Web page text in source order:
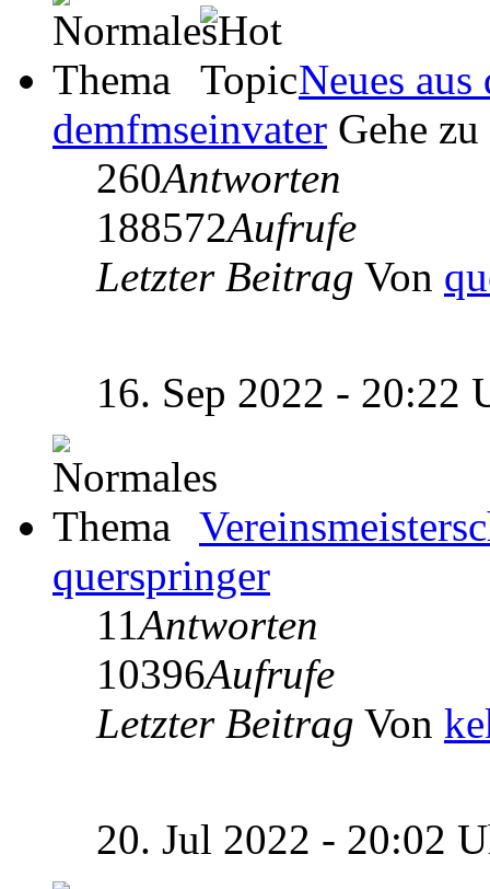
Neues
demfmseinvater Gehe
260Antworten
188572Aufrufe
Letzter Beitrag Von
16. Sep 2022 - 20:22
querspringer
11Antworten
10396Aufrufe
Letzter Beitrag Von
20. Jul 2022 - 20:02